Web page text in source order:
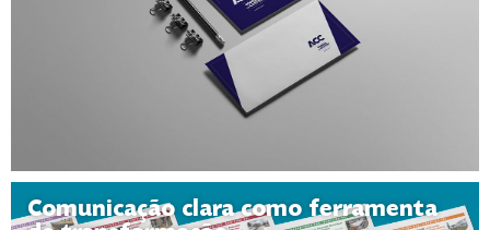
Comunicação clara como ferramenta